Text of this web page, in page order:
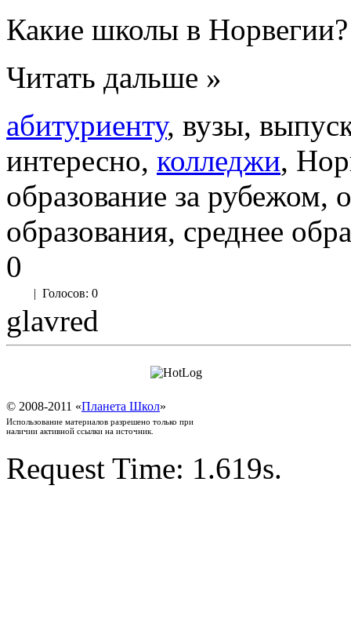
Какие школы в Норвегии?
Читать дальше »
абитуриенту, вузы,
интересно, колледжи,
образование за рубежом,
образования, среднее
0
| Голосов: 0
glavred
© 2008-2011 «Планета Школ»
Использование материалов разрешено только при
наличии активной ссылки на источник.
Request Time: 1.619s.